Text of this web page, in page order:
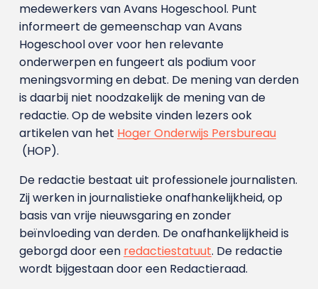
medewerkers van Avans Hoge­school. Punt
informeert de gemeenschap van Avans
Hogeschool over voor hen relevante
onderwerpen en fungeert als podium voor
meningsvorming en debat. De mening van derden
is daarbij niet noodzakelijk de mening van de
redactie. Op de website vinden lezers ook
artikelen van het Hoger Onderwijs Persbureau
(HOP).
De redactie bestaat uit professionele journalisten.
Zij werken in journalistieke onafhankelijkheid, op
basis van vrije nieuwsgaring en zonder
beïnvloeding van derden. De onafhankelijkheid is
geborgd door een redactiestatuut. De redactie
wordt bijgestaan door een Redactieraad.